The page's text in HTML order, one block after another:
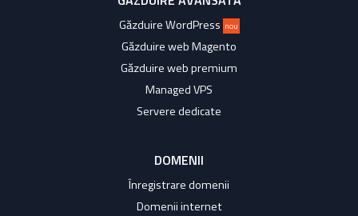
Găzduire WordPress nou
Găzduire web Magento
Găzduire web premium
Managed VPS
Servere dedicate
DOMENII
Înregistrare domenii
Domenii internet